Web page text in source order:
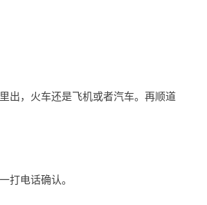
出，火车还是飞机或者汽车。再顺道
打电话确认。